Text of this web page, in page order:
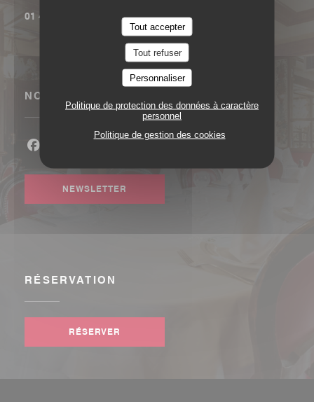
Tout accepter
Tout refuser
Personnaliser
Politique de protection des données à caractère
personnel
Politique de gestion des cookies
01 40 13 77 00
NOUS SUIVRE
Facebook ((ouvre une nouvelle fenêtre))
Instagram ((ouvre une nouvelle fenêtre))
NEWSLETTER
RÉSERVATION
RÉSERVER